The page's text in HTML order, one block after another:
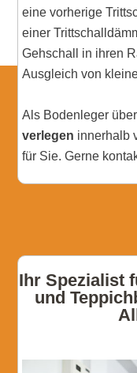
eine vorherige
einer
Gehschall in ihren
Ausgleich von
Als Bodenleger
verlegen innerhalb
für Sie. Gerne
Ihr Spezialist
und